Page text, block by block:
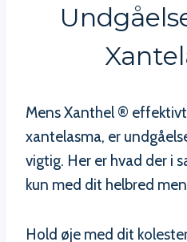
Mens Xanthel ®
xantelasma, er
vigtig. Her er hvad der i
kun med dit helbred
Hold øje med dit